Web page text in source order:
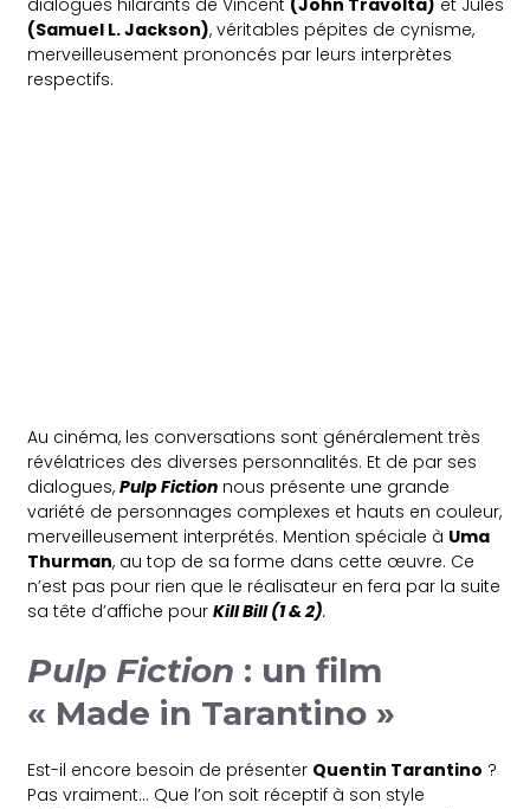
(Samuel L. Jackson), véritables pépites de cynisme,
merveilleusement prononcés par leurs interprètes
respectifs.
Au cinéma, les conversations sont généralement très
révélatrices des diverses personnalités. Et de par ses
dialogues,Pulp Fiction nous présente une grande
variété de personnages complexes et hauts en couleur,
merveilleusement interprétés. Mention spéciale à Uma
Thurman, au top de sa forme dans cette œuvre. Ce
n’est pas pour rien que le réalisateur en fera par la suite
sa tête d’affiche pourKill Bill (1 & 2).
Pulp Fiction : un film
« Made in Tarantino »
Est-il encore besoin de présenter Quentin Tarantino ?
Pas vraiment… Que l’on soit réceptif à son style